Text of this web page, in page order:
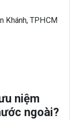
Khánh, TPHCM
niệm
ngoài?